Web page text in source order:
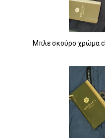
Μπλε σκούρο χρώμα